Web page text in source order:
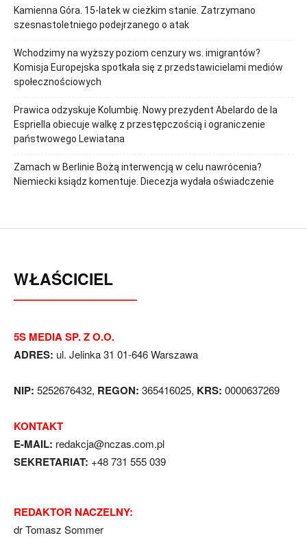
Kamienna Góra. 15-latek w cieżkim stanie. Zatrzymano
szesnastoletniego podejrzanego o atak
Wchodzimy na wyższy poziom cenzury ws. imigrantów?
Komisja Europejska spotkała się z przedstawicielami mediów
społecznościowych
Prawica odzyskuje Kolumbię. Nowy prezydent Abelardo de la
Espriella obiecuje walkę z przestępczością i ograniczenie
państwowego Lewiatana
Zamach w Berlinie Bożą interwencją w celu nawrócenia?
Niemiecki ksiądz komentuje. Diecezja wydała oświadczenie
WŁAŚCICIEL
5S MEDIA SP. Z O.O.
ADRES: ul. Jelinka 31 01-646 Warszawa
NIP: 5252676432, REGON: 365416025, KRS: 0000637269
KONTAKT
E-MAIL: redakcja@nczas.com.pl
SEKRETARIAT: +48 731 555 039
REDAKTOR NACZELNY:
dr Tomasz Sommer